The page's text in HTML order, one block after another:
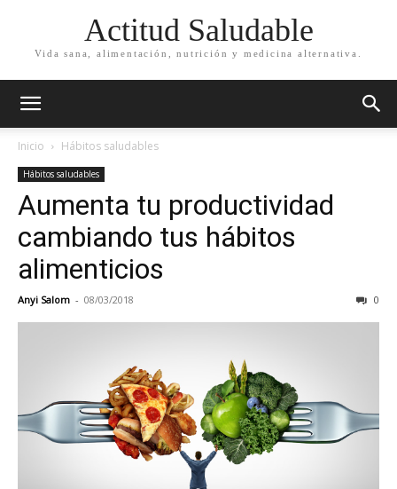
Actitud Saludable
Vida sana, alimentación, nutrición y medicina alternativa.
Inicio Hábitos saludables
Hábitos saludables
Aumenta tu productividad
cambiando tus hábitos
alimenticios
Anyi Salom - 08/03/2018 0